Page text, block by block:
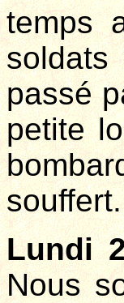
temps
passé
petite
souffert.
Lundi
Nous